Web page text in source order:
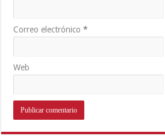
Correo electrónico*
Web